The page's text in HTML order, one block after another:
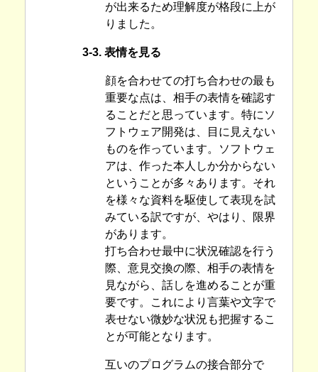
が出来るため理解度が格段に上が
りました。
3-3. 表情を見る
顔を合わせての打ち合わせの最も
重要な点は、相手の表情を確認す
ることだと思っています。特にソ
フトウェア開発は、目に見えない
ものを作っています。ソフトウェ
アは、作った本人しか分からない
ということが多々あります。それ
を様々な資料を駆使して表現を試
みている訳ですが、やはり、限界
があります。
打ち合わせ最中に状況確認を行う
際、意見交換の際、相手の表情を
見ながら、話しを進めることが重
要です。これにより言葉や文字で
表せない微妙な状況も把握するこ
とが可能となります。
互いのプログラムの接合部分で